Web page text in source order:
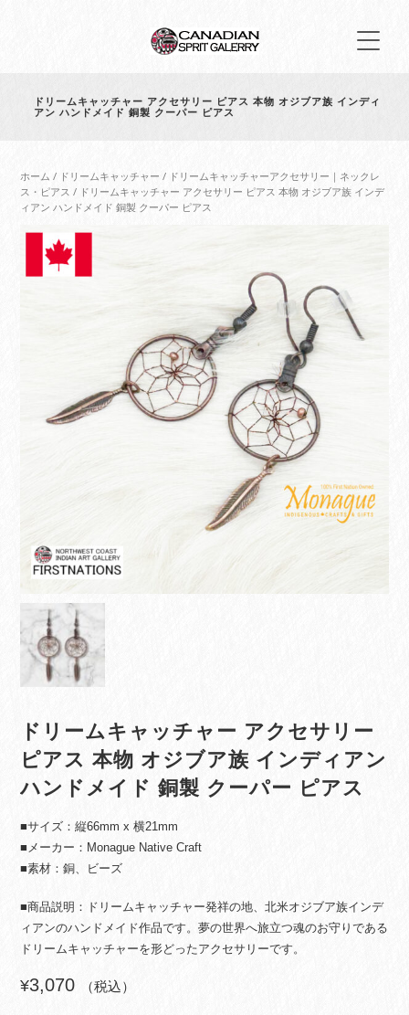
ドリームキャッチャー アクセサリー ピアス 本物 オジブア族 インディ
アン ハンドメイド 銅製 クーパー ピアス
ホーム / ドリームキャッチャー / ドリームキャッチャーアクセサリー｜ネックレ
ス・ピアス / ドリームキャッチャー アクセサリー ピアス 本物 オジブア族 インデ
ィアン ハンドメイド 銅製 クーパー ピアス
ドリームキャッチャー アクセサリー
ピアス 本物 オジブア族 インディアン
ハンドメイド 銅製 クーパー ピアス
■サイズ：縦66mm x 横21mm
■メーカー：Monague Native Craft
■素材：銅、ビーズ
■商品説明：ドリームキャッチャー発祥の地、北米オジブア族インデ
ィアンのハンドメイド作品です。夢の世界へ旅立つ魂のお守りである
ドリームキャッチャーを形どったアクセサリーです。
¥3,070 （税込）